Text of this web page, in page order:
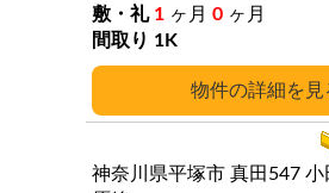
詳細
1 ヶ月 0 ヶ月
1K
神奈川県平塚市 真田547 小